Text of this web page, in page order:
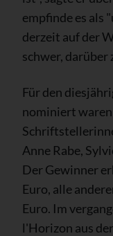
empfinde es als
derzeit auf der
schwer, darüber
Für den
nominiert waren
Anne Rabe,
Der Gewinner
Euro, alle
Euro. Im
l'Horizon aus